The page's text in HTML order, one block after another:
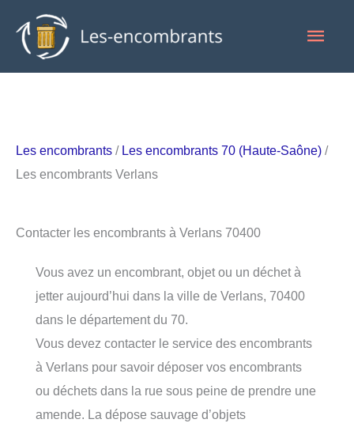
contenu
Les encombrants / Les encombrants 70 (Haute-Saône) /
Les encombrants Verlans
Contacter les encombrants à Verlans 70400
Vous avez un encombrant, objet ou un déchet à
jetter aujourd’hui dans la ville de Verlans, 70400
dans le département du 70.
Vous devez contacter le service des encombrants
à Verlans pour savoir déposer vos encombrants
ou déchets dans la rue sous peine de prendre une
amende. La dépose sauvage d’objets